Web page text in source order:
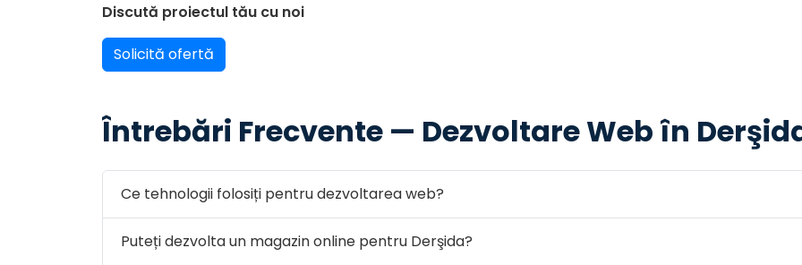
Discută proiectul tău cu noi
Solicită ofertă
Întrebări Frecvente — Dezvoltare Web în
Ce tehnologii folosiți pentru dezvoltarea web?
Puteți dezvolta un magazin online pentru Derşida?